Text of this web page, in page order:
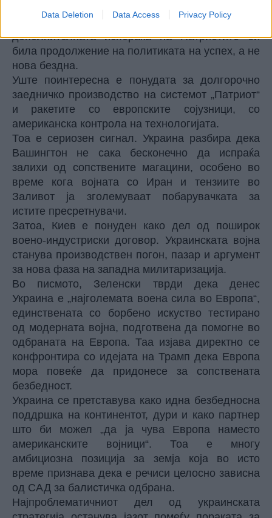
Data Deletion Data Access Privacy Policy
победува руската технологија (Трамп навистина
сака да слуша „пофалби“) и дека
дополнителната испорака на Патриотите би
била продолжение на политиката на успех, а не
нова бездна.
Уште поинтересна е понудата за долгорочно
заедничко производство на системот „Патриот“
и ракетите со европските сојузници, со
американска контрола на технологијата.
Тоа е сериозен сигнал. Украина разбира дека
Вашингтон не сака бесконечно да испраќа
залихи од сопствените магацини, особено во
време кога војната со Иран и тензиите во
Заливот ја зголемуваат побарувачката за
истите пресретнувачи.
Затоа, Киев е понуден како дел од поширок
воено-индустриски договор. Украинската војна
станува производствен погон, пазар и аргумент
за нова фаза на западна милитаризација.
Во писмото, Зеленски тврди дека денес
Украина е „најголемата воена сила во Европа“,
единствената со борбено искуство тестирано
од модерната војна, подготвена да помогне во
одбраната на Европа. Таа изјава директно се
конфронтира со идејата на Трамп дека Европа
мора повеќе да придонесе за сопствената
безбедност.
Украина се претставува како идна безбедносна
поддршка на континентот, дури и како партнер
што би можел „да ја чува Европа наместо
американските војници“. Тоа е многу
амбициозна позиција за земја која во исто
време признава дека е речиси целосно зависна
од САД за балистичка одбрана.
Најпроблематичниот дел од украинската